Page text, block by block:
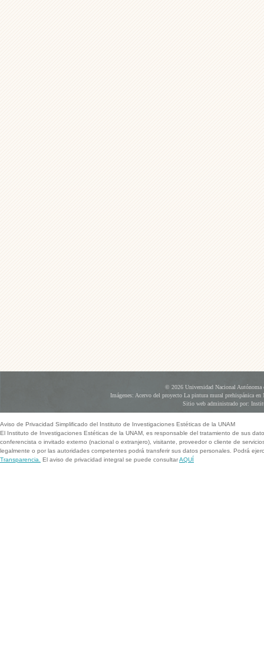
© 2026 Universidad Nacional Autónoma
Imágenes: Acervo del proyecto La pintura mural prehispánica
Sitio web administrado por:
Aviso de Privacidad Simplificado del Instituto de Investigaciones Estéticas de la UNAM
El Instituto de Investigaciones Estéticas de la UNAM, es responsable del tratamiento de sus
conferencista o invitado externo (nacional o extranjero), visitante, proveedor o cliente de
legalmente o por las autoridades competentes podrá transferir sus datos personales. Podrá
Transparencia.
El aviso de privacidad integral se puede consultarAQUÍ